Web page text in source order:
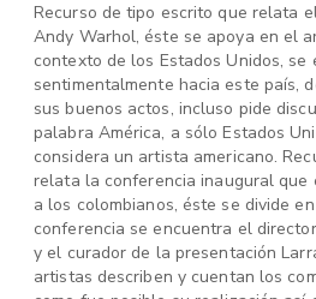
Recurso de tipo escrito que relata
Andy Warhol, éste se apoya en el
contexto de los Estados Unidos, se
sentimentalmente hacia este país,
sus buenos actos, incluso pide
palabra América, a sólo Estados
considera un artista americano.
relata la conferencia inaugural que
a los colombianos, éste se divide
conferencia se encuentra el
y el curador de la presentación
artistas describen y cuentan los